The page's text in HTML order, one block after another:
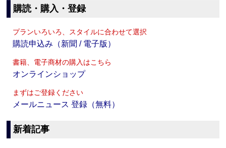
購読・購入・登録
プランいろいろ、スタイルに合わせて選択
購読申込み（新聞 / 電子版）
書籍、電子商材の購入はこちら
オンラインショップ
まずはご登録ください
メールニュース 登録（無料）
新着記事